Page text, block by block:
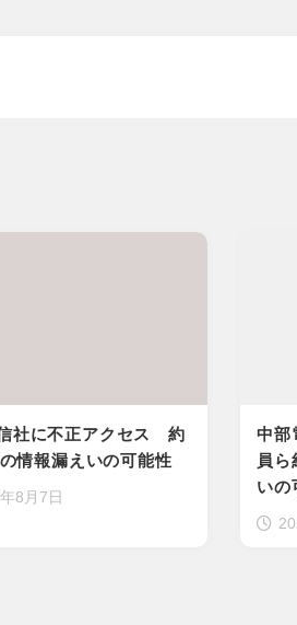
社に不正アクセス 約
情報漏えいの可能性
8月7日
中部
員ら
いの